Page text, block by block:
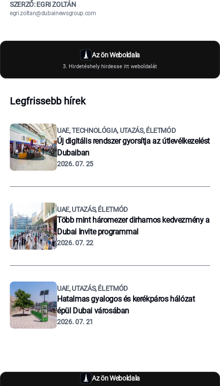
SZERZŐ: EGRI ZOLTÁN
egri.zoltan@dubainewsgroup.com
Az ön Weboldala
3. Hirdetéshely hirdesse itt weboldalát
Legfrissebb hírek
UAE, TECHNOLÓGIA, UTAZÁS, ÉLETMÓD
Új digitális rendszer gyorsítja az útlevélkezelést
Dubaiban
2026. 07. 25
UAE, UTAZÁS, ÉLETMÓD
Több mint háromezer dirhamos kedvezmény a
Dubai Invite programmal
2026. 07. 22
UAE, UTAZÁS, ÉLETMÓD
Hatalmas gyalogos és kerékpáros hálózat
épül Dubai városában
2026. 07. 21
Az ön Weboldala